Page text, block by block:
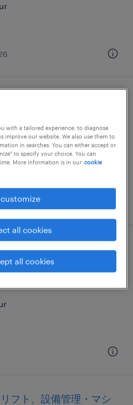
, 埼玉県
組立・部品加工
, 埼玉県
フト、設備管理・マシ
with a tailored experience, to diagnose
improve our website. We also use them to
in searches. You can either accept or
to specify your choice. You can
More information is in our cookie
customize
all cookies
all cookies